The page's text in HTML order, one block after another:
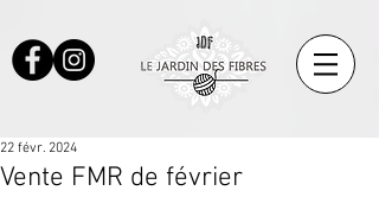
Vente FMR de février
22 févr. 2024